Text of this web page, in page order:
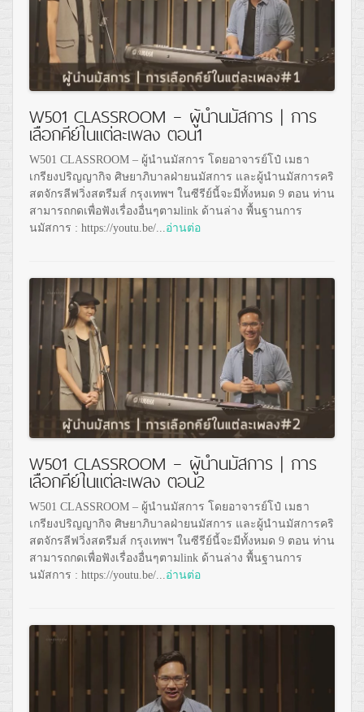
W501 CLASSROOM – ผู้นำนมัสการ | การ
เลือกคีย์ในแต่ละเพลง ตอน1
W501 CLASSROOM – ผู้นำนมัสการ โดยอาจารย์โป๋ เมธา
เกรียงปริญญากิจ ศิษยาภิบาลฝ่ายนมัสการ และผู้นำนมัสการคริ
สตจักรลีฟวิ่งสตรีมส์ กรุงเทพฯ ในซีรีย์นี้จะมีทั้งหมด 9 ตอน ท่าน
สามารถกดเพื่อฟังเรื่องอื่นๆตามlink ด้านล่าง พื้นฐานการ
นมัสการ : https://youtu.be/... อ่านต่อ
W501 CLASSROOM – ผู้นำนมัสการ | การ
เลือกคีย์ในแต่ละเพลง ตอน2
W501 CLASSROOM – ผู้นำนมัสการ โดยอาจารย์โป๋ เมธา
เกรียงปริญญากิจ ศิษยาภิบาลฝ่ายนมัสการ และผู้นำนมัสการคริ
สตจักรลีฟวิ่งสตรีมส์ กรุงเทพฯ ในซีรีย์นี้จะมีทั้งหมด 9 ตอน ท่าน
สามารถกดเพื่อฟังเรื่องอื่นๆตามlink ด้านล่าง พื้นฐานการ
นมัสการ : https://youtu.be/...อ่านต่อ